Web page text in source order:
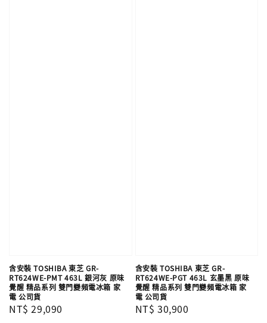
含安裝 TOSHIBA 東芝 GR-
RT624WE-PMT 463L 銀河灰 原味
覺醒 精品系列 雙門變頻電冰箱 家
電 公司貨
Regular
NT$ 29,090
含安裝 TOSHIBA 東芝 GR-
RT624WE-PGT 463L 玄墨黑 原味
覺醒 精品系列 雙門變頻電冰箱 家
電 公司貨
Regular
NT$ 30,900